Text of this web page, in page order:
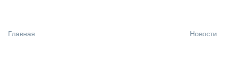
Главная Новости